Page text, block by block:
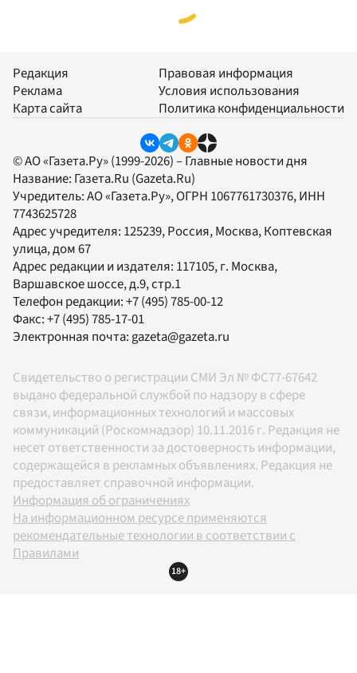
Редакция
Реклама
Карта сайта
Правовая информация
Условия использования
Политика конфиденциальности
© АО «Газета.Ру» (1999-2026) – Главные новости дня
Название: Газета.Ru (Gazeta.Ru)
Учредитель:АО «Газета.Ру», ОГРН 1067761730376, ИНН
7743625728
Адрес учредителя: 125239, Россия, Москва, Коптевская
улица, дом 67
Адрес редакции и издателя: 117105, г. Москва,
Варшавское шоссе, д.9, стр.1
Телефон редакции:+7 (495) 785-00-12
Факс:+7 (495) 785-17-01
Электронная почта:gazeta@gazeta.ru
Свидетельство о регистрации СМИ Эл № ФС77-67642
выдано федеральной службой по надзору в сфере
связи, информационных технологий и массовых
коммуникаций (Роскомнадзор) 10.11.2016 г. Редакция не
несет ответственности за достоверность информации,
содержащейся в рекламных объявлениях. Редакция не
предоставляет справочной информации.
Информация об ограничениях
На информационном ресурсе применяются
рекомендательные технологии в соответствии с
Правилами
18+